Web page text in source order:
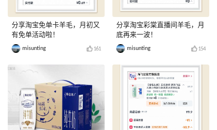
分享淘宝免单卡羊毛，月初又
有免单活动啦！
misunting 161
分享淘宝彩棠直播间羊毛，月
底再来一波！
misunting 154